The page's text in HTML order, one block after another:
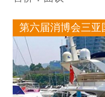
第六届消博会三亚